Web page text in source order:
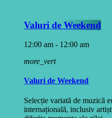
Valuri de Weekend
12:00 am - 12:00 am
more_vert
Valuri de Weekend
Selecție variată de muzică
internațională, inclusiv